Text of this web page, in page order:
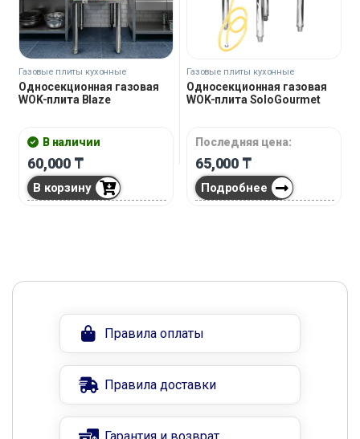
Газовые плиты кухонные
Односекционная газовая
WOK-плита Blaze
В наличии
60,000 ₸
В корзину
Газовые плиты кухонные
Односекционная газовая
WOK-плита SoloGourmet
Последняя цена:
65,000 ₸
Подробнее
Правила оплаты
Правила доставки